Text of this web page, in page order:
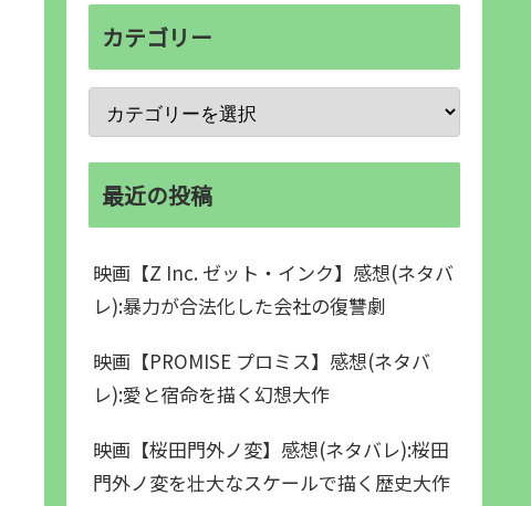
カテゴリー
最近の投稿
映画【Z Inc. ゼット・インク】感想(ネタバ
レ):暴力が合法化した会社の復讐劇
映画【PROMISE プロミス】感想(ネタバ
レ):愛と宿命を描く幻想大作
映画【桜田門外ノ変】感想(ネタバレ):桜田
門外ノ変を壮大なスケールで描く歴史大作